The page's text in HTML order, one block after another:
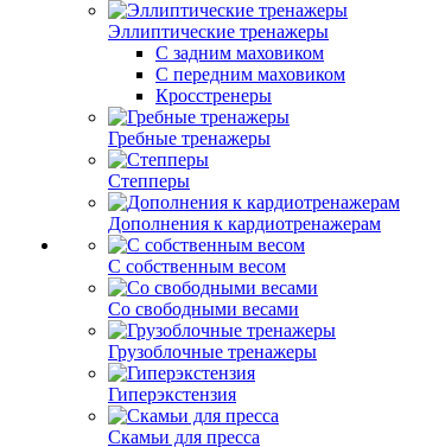
Эллиптические тренажеры
С задним маховиком
С передним маховиком
Кросстренеры
Гребные тренажеры
Степперы
Дополнения к кардиотренажерам
С собственным весом
Со свободными весами
Грузоблочные тренажеры
Гиперэкстензия
Скамьи для пресса